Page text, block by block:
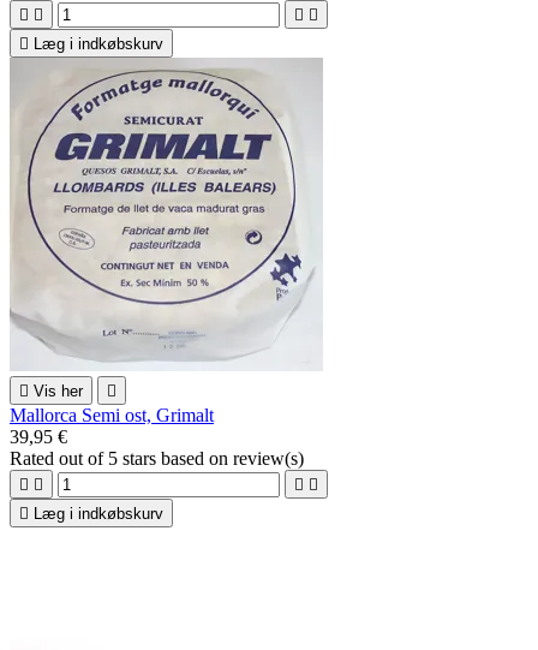
   

Læg i indkøbskurv
 Vis her 
Mallorca Semi ost, Grimalt
39,95 €
Rated out of 5 stars based on review(s)
   

Læg i indkøbskurv